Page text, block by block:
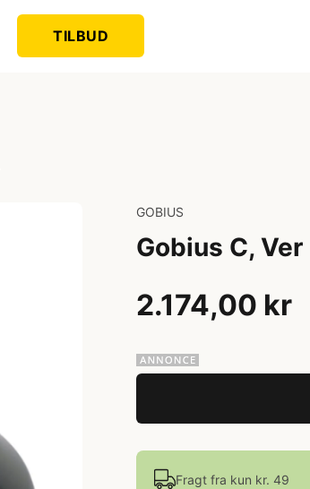
TILBUD
GOBIUS
Gobius C,
2.174,00 kr
Fragt fra kun kr. 49